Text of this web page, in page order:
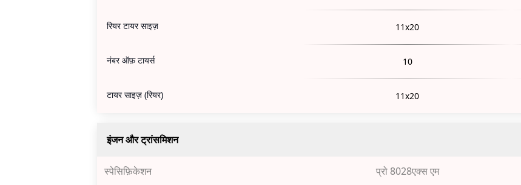
रियर टायर साइज़ 11x20
नंबर ऑफ़ टायर्स 10
टायर साइज़ (रियर) 11x20
इंजन और ट्रांसमिशन
स्पेसिफ़िकेशन प्रो 8028एक्स एम